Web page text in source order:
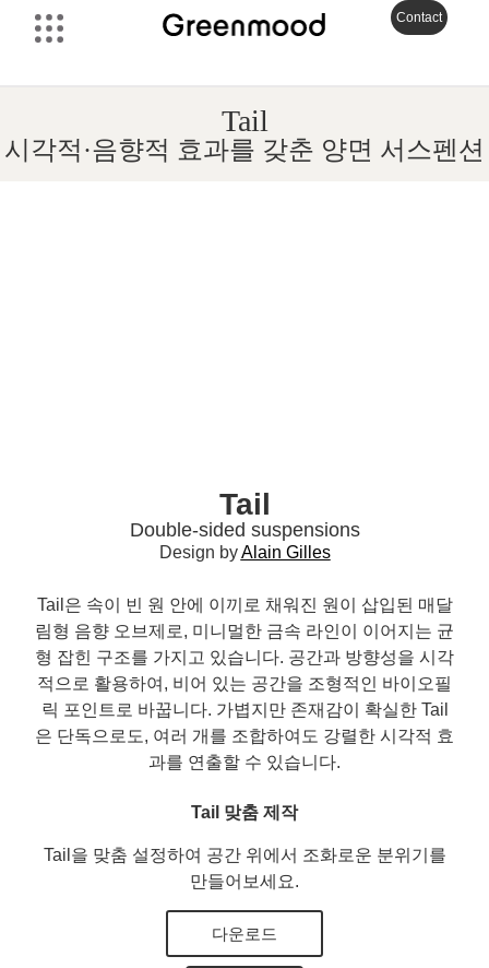
Contact
Tail
시각적·음향적 효과를 갖춘 양면 서스펜션
Tail
Double-sided suspensions
Design byAlain Gilles
Tail은 속이 빈 원 안에 이끼로 채워진 원이 삽입된 매달
림형 음향 오브제로, 미니멀한 금속 라인이 이어지는 균
형 잡힌 구조를 가지고 있습니다. 공간과 방향성을 시각
적으로 활용하여, 비어 있는 공간을 조형적인 바이오필
릭 포인트로 바꿉니다. 가볍지만 존재감이 확실한 Tail
은 단독으로도, 여러 개를 조합하여도 강렬한 시각적 효
과를 연출할 수 있습니다.
Tail 맞춤 제작
Tail을 맞춤 설정하여 공간 위에서 조화로운 분위기를
만들어보세요.
다운로드